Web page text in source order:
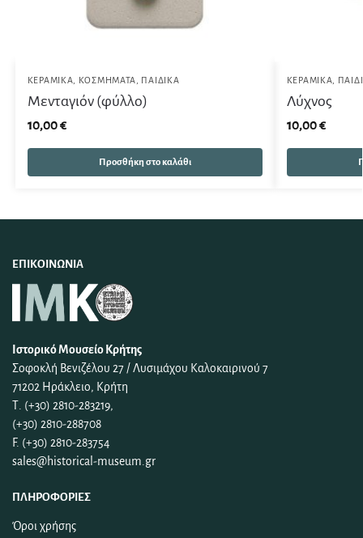
ΚΕΡΑΜΙΚΆ ΚΟΣΜΉΜΑΤΑ ΠΑΙΔΙΚΆ
Μενταγιόν (φύλλο)
10,00€
Προσθήκη στο καλάθι
ΚΕΡΑΜΙΚΆ
Λύχνος
10,00€
ΕΠΙΚΟΙΝΩΝΊΑ
Ιστορικό Μουσείο Κρήτης
Σοφοκλή Βενιζέλου 27 / Λυσιμάχου Καλοκαιρινού 7
71202 Ηράκλειο, Κρήτη
Τ. (+30) 2810-283219,
(+30) 2810-288708
F. (+30) 2810-283754
sales@historical-museum.gr
ΠΛΗΡΟΦΟΡΊΕΣ
Όροι χρήσης